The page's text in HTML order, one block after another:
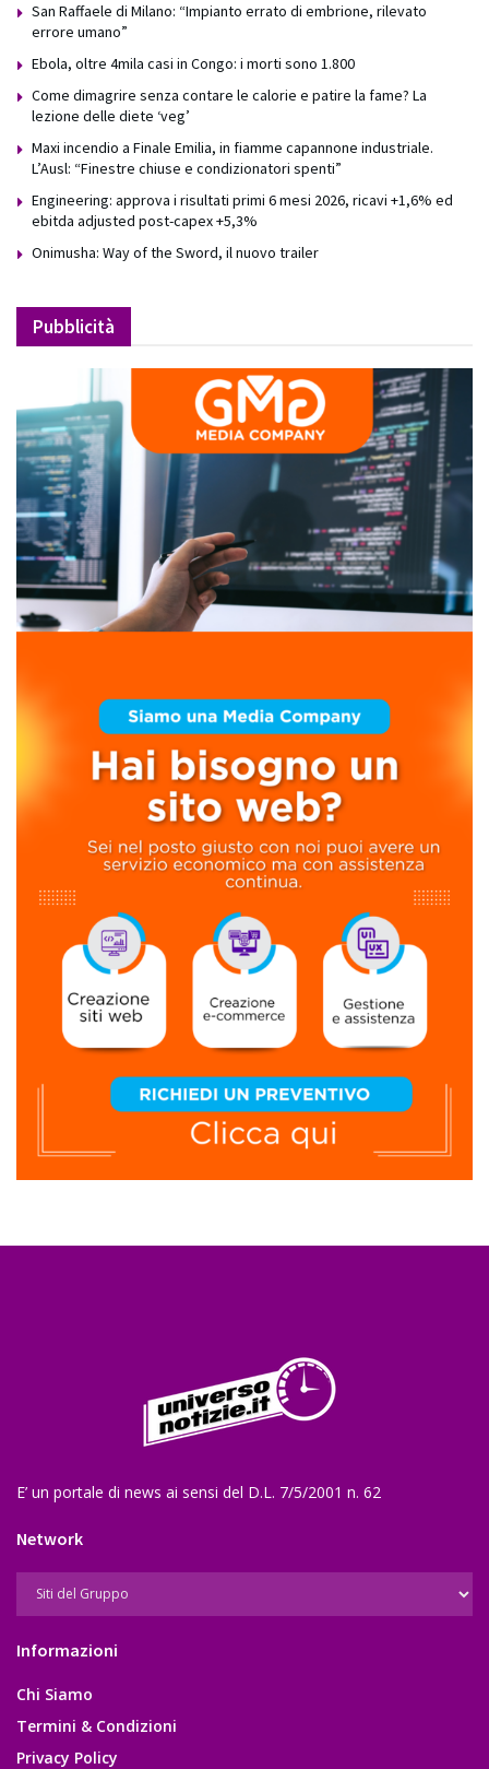
San Raffaele di Milano: “Impianto errato di embrione, rilevato
errore umano”
Ebola, oltre 4mila casi in Congo: i morti sono 1.800
Come dimagrire senza contare le calorie e patire la fame? La
lezione delle diete ‘veg’
Maxi incendio a Finale Emilia, in fiamme capannone industriale.
L’Ausl: “Finestre chiuse e condizionatori spenti”
Engineering: approva i risultati primi 6 mesi 2026, ricavi +1,6% ed
ebitda adjusted post-capex +5,3%
Onimusha: Way of the Sword, il nuovo trailer
Pubblicità
E’ un portale di news ai sensi del D.L. 7/5/2001 n. 62
Network
Informazioni
Chi Siamo
Termini & Condizioni
Privacy Policy